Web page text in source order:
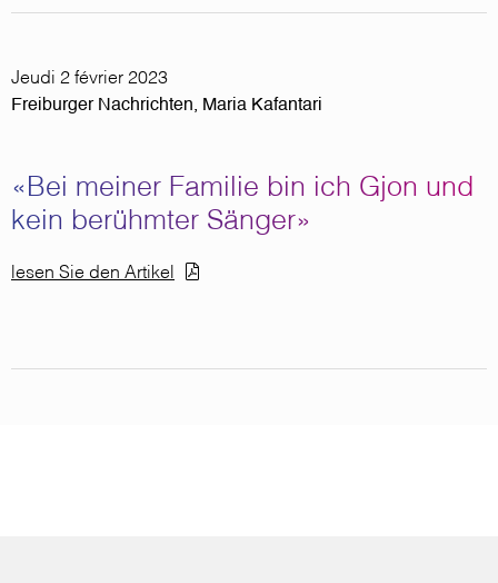
Jeudi 2 février 2023
Freiburger Nachrichten, Maria Kafantari
«Bei meiner Familie bin ich Gjon und
kein berühmter Sänger»
Document
lesen Sie den Artikel